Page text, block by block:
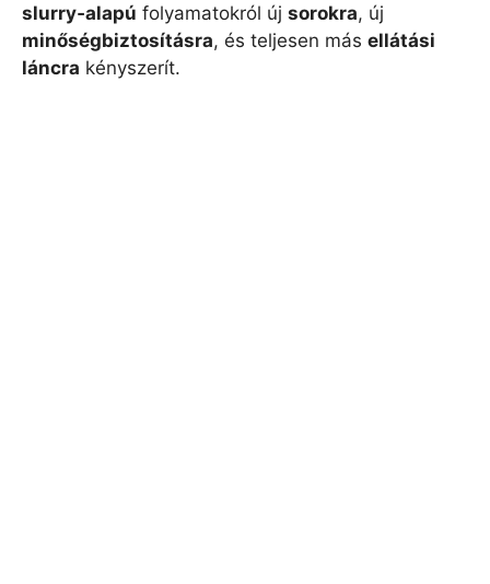
slurry‑alapú folyamatokról új sorokra, új
minőségbiztosításra, és teljesen más ellátási
láncra kényszerít.